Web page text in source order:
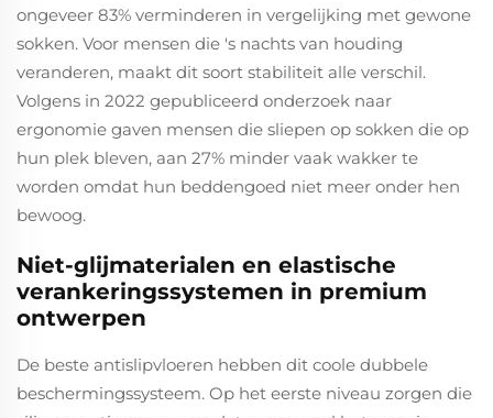
ongeveer 83% verminderen in vergelijking met gewone
sokken. Voor mensen die 's nachts van houding
veranderen, maakt dit soort stabiliteit alle verschil.
Volgens in 2022 gepubliceerd onderzoek naar
ergonomie gaven mensen die sliepen op sokken die op
hun plek bleven, aan 27% minder vaak wakker te
worden omdat hun beddengoed niet meer onder hen
bewoog.
Niet-glijmaterialen en elastische
verankeringssystemen in premium
ontwerpen
De beste antislipvloeren hebben dit coole dubbele
beschermingssysteem. Op het eerste niveau zorgen die